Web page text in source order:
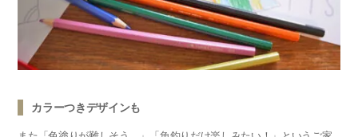
カラーつきデザインも